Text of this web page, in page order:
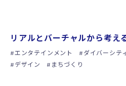
リアルとバーチャルから考え
エンタテインメント ダイバーシテ
デザイン
まちづくり